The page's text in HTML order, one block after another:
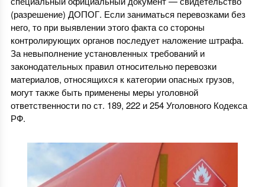
(разрешение) ДОПОГ. Если заниматься перевозками без
него, то при выявлении этого факта со стороны
контролирующих органов последует наложение штрафа.
За невыполнение установленных требований и
законодательных правил относительно перевозки
материалов, относящихся к категории опасных грузов,
могут также быть применены меры уголовной
ответственности по ст. 189, 222 и 254 Уголовного Кодекса
РФ.